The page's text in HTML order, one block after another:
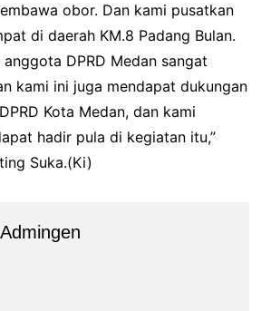
obor. Dan kami pusatkan
di daerah KM.8 Padang Bulan.
DPRD Medan sangat
kami ini juga mendapat dukungan
Kota Medan, dan kami
hadir pula di kegiatan itu,”
Suka.(Ki)
Admingen